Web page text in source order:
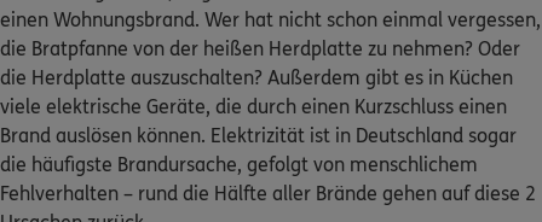
die Bratpfanne von der heißen Herdplatte zu nehmen? Oder
die Herdplatte auszuschalten? Außerdem gibt es in Küchen
viele elektrische Geräte, die durch einen Kurzschluss einen
Brand auslösen können. Elektrizität ist in Deutschland sogar
die häufigste Brandursache, gefolgt von menschlichem
Fehlverhalten – rund die Hälfte aller Brände gehen auf diese 2
Ursachen zurück.